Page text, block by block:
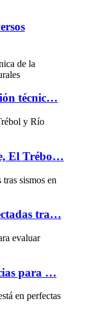
técnic…
El Trébo…
tra…
para …